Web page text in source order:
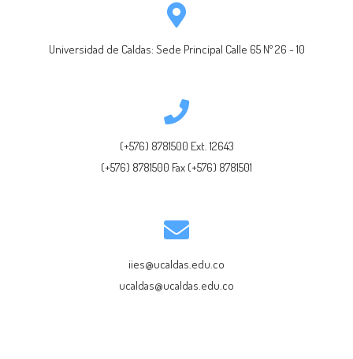
Universidad de Caldas: Sede Principal Calle 65 Nº 26 - 10
(+576) 8781500 Ext. 12643
(+576) 8781500 Fax (+576) 8781501
iies@ucaldas.edu.co
ucaldas@ucaldas.edu.co